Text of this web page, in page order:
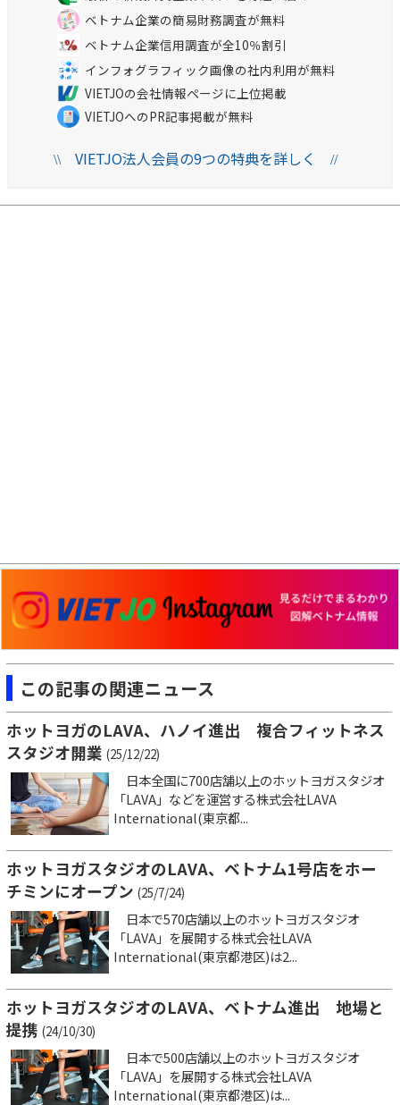
ベトナム企業の簡易財務調査が無料
ベトナム企業信用調査が全10％割引
インフォグラフィック画像の社内利用が無料
VIETJOの会社情報ページに上位掲載
VIETJOへのPR記事掲載が無料
\\VIETJO法人会員の9つの特典を詳しく //
この記事の関連ニュース
ホットヨガのLAVA、ハノイ進出 複合フィットネス
スタジオ開業 (25/12/22)
日本全国に700店舗以上のホットヨガスタジオ
「LAVA」などを運営する株式会社LAVA
International(東京都...
ホットヨガスタジオのLAVA、ベトナム1号店をホー
チミンにオープン (25/7/24)
日本で570店舗以上のホットヨガスタジオ
「LAVA」を展開する株式会社LAVA
International(東京都港区)は2...
ホットヨガスタジオのLAVA、ベトナム進出 地場と
提携 (24/10/30)
日本で500店舗以上のホットヨガスタジオ
「LAVA」を展開する株式会社LAVA
International(東京都港区)は...